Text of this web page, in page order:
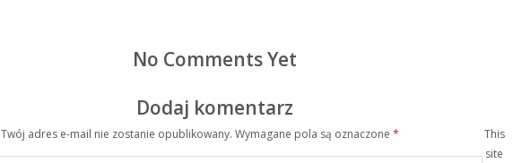
No Comments Yet
Dodaj komentarz
Twój adres e-mail nie zostanie opublikowany. Wymagane pola są oznaczone*
This
site